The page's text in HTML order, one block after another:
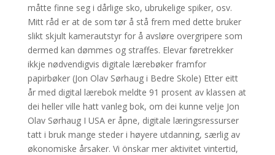
måtte finne seg i dårlige sko, ubrukelige spiker, osv.
Mitt råd er at de som tør å stå frem med dette bruker
slikt skjult kamerautstyr for å avsløre overgripere som
dermed kan dømmes og straffes. Elevar føretrekker
ikkje nødvendigvis digitale lærebøker framfor
papirbøker (Jon Olav Sørhaug i Bedre Skole) Etter eitt
år med digital lærebok meldte 91 prosent av klassen at
dei heller ville hatt vanleg bok, om dei kunne velje Jon
Olav Sørhaug I USA er åpne, digitale læringsressurser
tatt i bruk mange steder i høyere utdanning, særlig av
økonomiske årsaker. Vi önskar mer aktivitet vintertid,